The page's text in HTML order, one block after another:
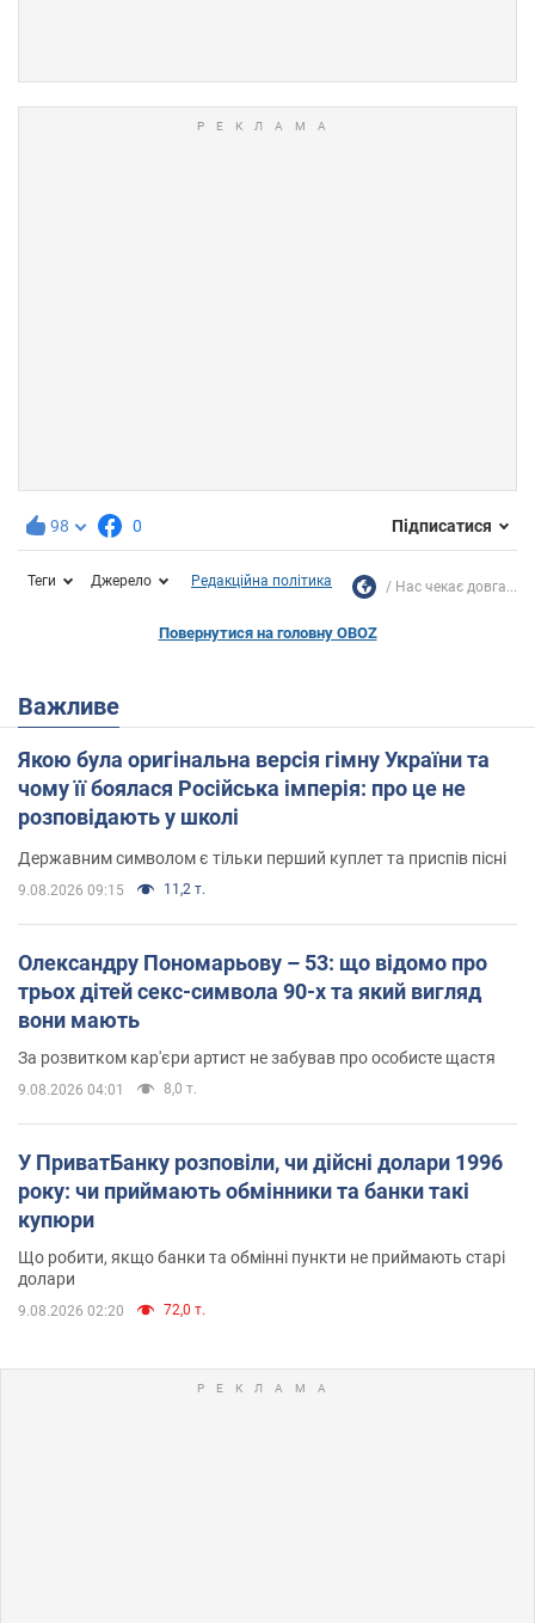
98 0 Підписатися
Теги Джерело Редакційна політика Нас чекає довга...
Повернутися на головну OBOZ
Важливе
Якою була оригінальна версія гімну України та
чому її боялася Російська імперія: про це не
розповідають у школі
Державним символом є тільки перший куплет та приспів пісні
9.08.2026 09:15 11,2 т.
Олександру Пономарьову – 53: що відомо про
трьох дітей секс-символа 90-х та який вигляд
вони мають
За розвитком кар'єри артист не забував про особисте щастя
9.08.2026 04:01 8,0 т.
У ПриватБанку розповіли, чи дійсні долари 1996
року: чи приймають обмінники та банки такі
купюри
Що робити, якщо банки та обмінні пункти не приймають старі
долари
9.08.2026 02:20 72,0 т.